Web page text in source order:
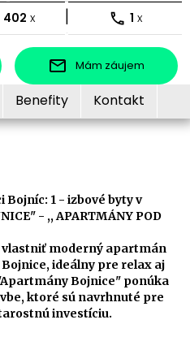
402 x | 1 x
Mám záujem
Benefity Kontakt
1 - izbové byty v
- ,, APARTMÁNY POD
vlastniť moderný apartmán
ideálny pre relax aj
Bojnice" ponúka
ktoré sú navrhnuté pre
investíciu.